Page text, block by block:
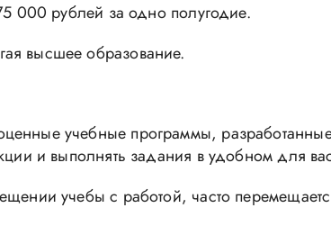
000 рублей за одно полугодие.
высшее образование.
учебные программы,
и выполнять задания в удобном для
учебы с работой, часто